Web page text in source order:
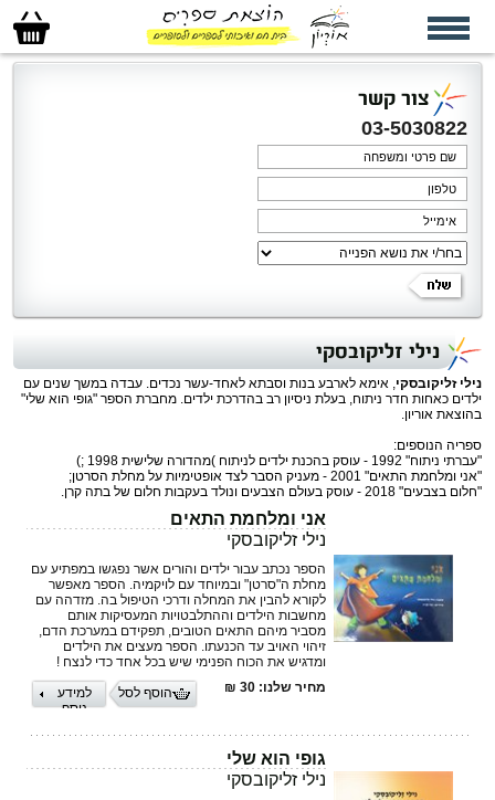
סל
הקניות
שלי
צור קשר
03-5030822
נילי זליקובסקי
נילי זליקובסקי, אימא לארבע בנות וסבתא לאחד-עשר נכדים. עבדה במשך שנים עם
ילדים כאחות חדר ניתוח, בעלת ניסיון רב בהדרכת ילדים. מחברת הספר "גופי הוא שלי"
בהוצאת אוריון.
ספריה הנוספים:
"עברתי ניתוח" 1992 - עוסק בהכנת ילדים לניתוח )מהדורה שלישית 1998 ;)
"אני ומלחמת התאים" 2001 - מעניק הסבר לצד אופטימיות על מחלת הסרטן;
"חלום בצבעים" 2018 - עוסק בעולם הצבעים ונולד בעקבות חלום של בתה קרן.
אני ומלחמת התאים
נילי זליקובסקי
הספר נכתב עבור ילדים והורים אשר נפגשו במפתיע עם
מחלת ה"סרטן" ובמיוחד עם לויקמיה. הספר מאפשר
לקורא להבין את המחלה ודרכי הטיפול בה. מזדהה עם
מחשבות הילדים וההתלבטויות המעסיקות אותם
מסביר מיהם התאים הטובים, תפקידם במערכת הדם,
זיהוי האויב עד הכנעתו. הספר מעצים את הילדים
ומדגיש את הכוח הפנימי שיש בכל אחד כדי לנצח !
מחיר שלנו: 30 ₪
למידע
נוסף
הוסף לסל
גופי הוא שלי
נילי זליקובסקי